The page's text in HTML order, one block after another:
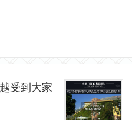
受到大家